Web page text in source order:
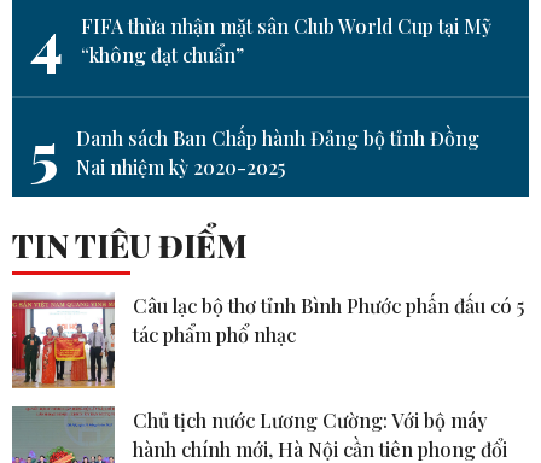
4
FIFA thừa nhận mặt sân Club World Cup tại Mỹ
“không đạt chuẩn”
5
Danh sách Ban Chấp hành Đảng bộ tỉnh Đồng
Nai nhiệm kỳ 2020-2025
TIN TIÊU ĐIỂM
Câu lạc bộ thơ tỉnh Bình Phước phấn đấu có 5
tác phẩm phổ nhạc
Chủ tịch nước Lương Cường: Với bộ máy
hành chính mới, Hà Nội cần tiên phong đổi